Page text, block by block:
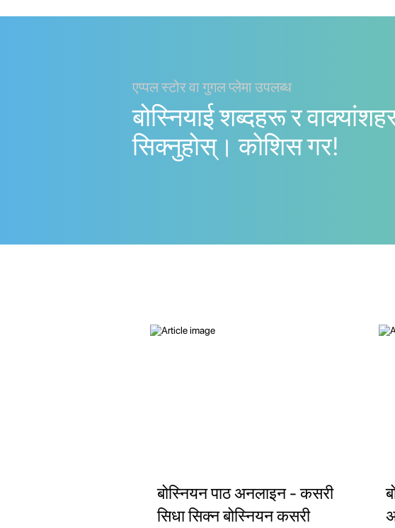
एप्पल स्टोर वा गुगल प्लेमा उपलब्ध
बोस्नियाई शब्दहरू र
सिक्नुहोस्। काेशिस गर!
बोस्नियन पाठ अनलाइन - कसरी
सिधा सिक्न बोस्नियन कसरी